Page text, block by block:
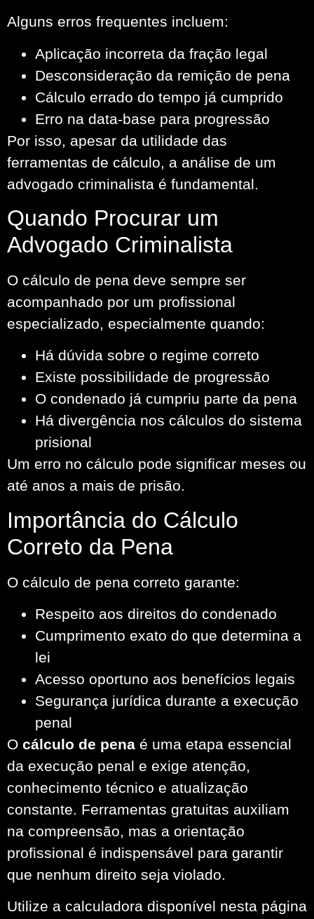
Alguns erros frequentes incluem:
Aplicação incorreta da fração legal
Desconsideração da remição de pena
Cálculo errado do tempo já cumprido
Erro na data-base para progressão
Por isso, apesar da utilidade das
ferramentas de cálculo, a análise de um
advogado criminalista é fundamental.
Quando Procurar um
Advogado Criminalista
O cálculo de pena deve sempre ser
acompanhado por um profissional
especializado, especialmente quando:
Há dúvida sobre o regime correto
Existe possibilidade de progressão
O condenado já cumpriu parte da pena
Há divergência nos cálculos do sistema
prisional
Um erro no cálculo pode significar meses ou
até anos a mais de prisão.
Importância do Cálculo
Correto da Pena
O cálculo de pena correto garante:
Respeito aos direitos do condenado
Cumprimento exato do que determina a
lei
Acesso oportuno aos benefícios legais
Segurança jurídica durante a execução
penal
O cálculo de pena é uma etapa essencial
da execução penal e exige atenção,
conhecimento técnico e atualização
constante. Ferramentas gratuitas auxiliam
na compreensão, mas a orientação
profissional é indispensável para garantir
que nenhum direito seja violado.
Utilize a calculadora disponível nesta página